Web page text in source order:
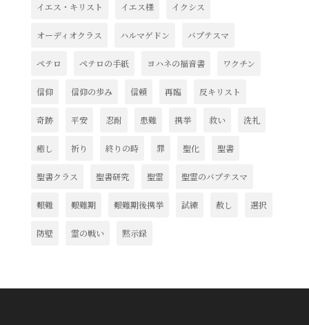
イエス・キリスト イエス様 イクシス
オーディオクラス ハルマゲドン バプテスマ
ペテロ ペテロの手紙 ヨハネの福音書 ワクチン
信仰 信仰の歩み 信頼 再臨 反キリスト
奇跡 平安 忍耐 患難 携挙 救い 洗礼
癒し 祈り 終りの時 罪 聖化 聖書
聖書クラス 聖書研究 聖霊 聖霊のバプテスマ
艱難 艱難期 艱難期後携挙 試練 赦し 選択
防壁 霊の戦い 黙示録